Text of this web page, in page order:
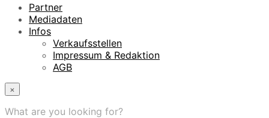
Partner
Mediadaten
Infos
Verkaufsstellen
Impressum & Redaktion
AGB
×
What are you looking for?